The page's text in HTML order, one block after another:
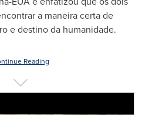
a maneira certa de
e destino da humanidade.
Reading